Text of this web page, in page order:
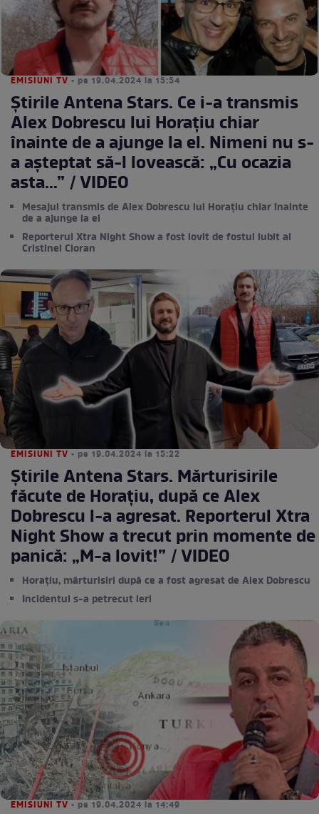
EMISIUNI TV • pe 19.04.2024 la 15:54
Știrile Antena Stars. Ce i-a transmis
Alex Dobrescu lui Horațiu chiar
înainte de a ajunge la el. Nimeni nu s-
a așteptat să-l lovească: „Cu ocazia
asta...” / VIDEO
Mesajul transmis de Alex Dobrescu lui Horațiu chiar înainte
de a ajunge la el
Reporterul Xtra Night Show a fost lovit de fostul iubit al
Cristinei Cioran
EMISIUNI TV • pe 19.04.2024 la 15:22
Știrile Antena Stars. Mărturisirile
făcute de Horațiu, după ce Alex
Dobrescu l-a agresat. Reporterul Xtra
Night Show a trecut prin momente de
panică: „M-a lovit!” / VIDEO
Horațiu, mărturisiri după ce a fost agresat de Alex Dobrescu
Incidentul s-a petrecut ieri
EMISIUNI TV • pe 19.04.2024 la 14:49